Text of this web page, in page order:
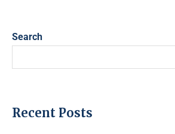
Search
Recent Posts